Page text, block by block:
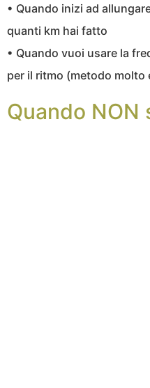
• Quando inizi ad
quanti km hai fatto
• Quando vuoi usare la
per il ritmo (metodo molto
Quando NON